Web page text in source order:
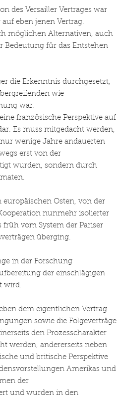
des Versailler Vertrages war
eben jenen Vertrag.
möglichen Alternativen, auch
Bedeutung für das Entstehen
die Erkenntnis durchgesetzt,
wie
war:
französische Perspektive auf
Es muss mitgedacht werden,
wenige Jahre andauerten
erst von der
wurden, sondern durch
Osten, von der
nunmehr isolierter
früh vom System der Pariser
überging.
in der Forschung
der einschlägigen
wird.
dem eigentlichen Vertrag
sowie die Folgeverträge
den Prozesscharakter
werden, andererseits neben
und britische Perspektive
Amerikas und
der
und wurden in den